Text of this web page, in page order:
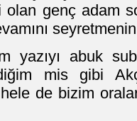
olan genç adam
yazıyı abuk
mis gibi
de bizim